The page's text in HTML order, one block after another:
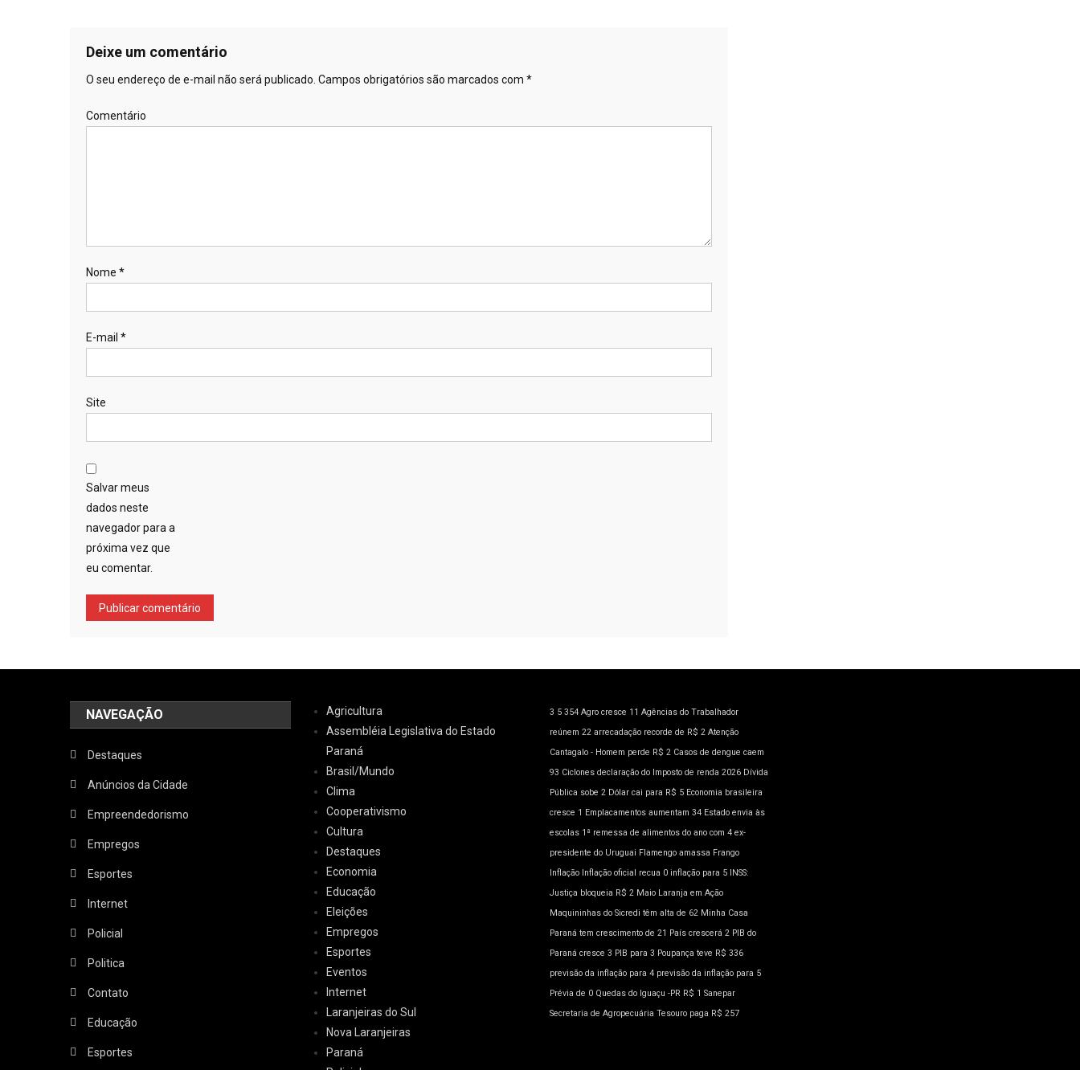
Deixe um comentário
O seu endereço de e-mail não será publicado. Campos obrigatórios são marcados com *
Comentário
Nome *
E-mail *
Site
Salvar meus
dados neste
navegador para a
próxima vez que
eu comentar.
NAVEGAÇÃO
Destaques
Anúncios da Cidade
Empreendedorismo
Empregos
Esportes
Internet
Policial
Politica
Contato
Educação
Esportes
Agricultura
Assembléia Legislativa do Estado
Paraná
Brasil/Mundo
Clima
Cooperativismo
Cultura
Destaques
Economia
Educação
Eleições
Empregos
Esportes
Eventos
Internet
Laranjeiras do Sul
Nova Laranjeiras
Paraná
3 5 354 Agro cresce 11 Agências do Trabalhador
reúnem 22 arrecadação recorde de R$ 2 Atenção
Cantagalo - Homem perde R$ 2 Casos de dengue caem
93 Ciclones declaração do Imposto de renda 2026 Dívida
Pública sobe 2 Dólar cai para R$ 5 Economia brasileira
cresce 1 Emplacamentos aumentam 34 Estado envia às
escolas 1ª remessa de alimentos do ano com 4 ex-
presidente do Uruguai Flamengo amassa Frango
Inflação Inflação oficial recua 0 inflação para 5 INSS:
Justiça bloqueia R$ 2 Maio Laranja em Ação
Maquininhas do Sicredi têm alta de 62 Minha Casa
Paraná tem crescimento de 21 País crescerá 2 PIB do
Paraná cresce 3 PIB para 3 Poupança teve R$ 336
previsão da inflação para 4 previsão da inflação para 5
Prévia de 0 Quedas do Iguaçu -PR R$ 1 Sanepar
Secretaria de Agropecuária Tesouro paga R$ 257